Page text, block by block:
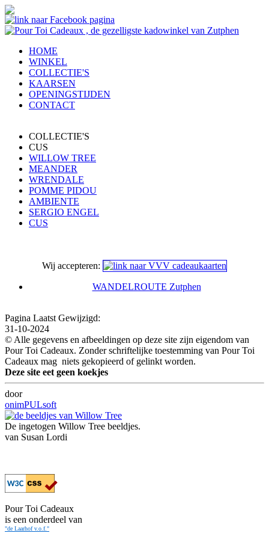
HOME
WINKEL
COLLECTIE'S
KAARSEN
OPENINGSTIJDEN
CONTACT
COLLECTIE'S
CUS
WILLOW TREE
MEANDER
WRENDALE
POMME PIDOU
AMBIENTE
SERGIO ENGEL
CUS
Wij accepteren:
WANDELROUTE Zutphen
Pagina Laatst Gewijzigd:
31-10-2024
© Alle gegevens en afbeeldingen op deze site zijn eigendom van
Pour Toi Cadeaux. Zonder schriftelijke toestemming van Pour Toi
Cadeaux mag niets gekopieerd of gelinkt worden.
Deze site eet geen koekjes
door
onimPULsoft
De ingetogen Willow Tree beeldjes.
van Susan Lordi
Pour Toi Cadeaux
is een onderdeel van
"de Laarhof v.o.f."